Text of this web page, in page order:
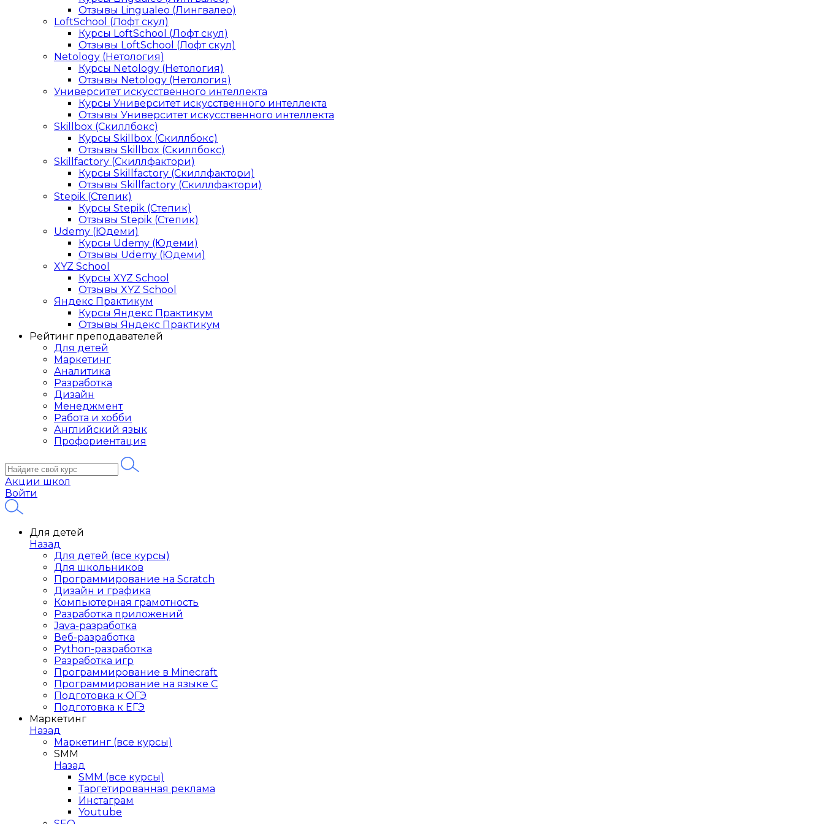
Отзывы Lingualeo (Лингвалео)
LoftSchool (Лофт скул)
Курсы LoftSchool (Лофт скул)
Отзывы LoftSchool (Лофт скул)
Netology (Нетология)
Курсы Netology (Нетология)
Отзывы Netology (Нетология)
Университет искусственного интеллекта
Курсы Университет искусственного интеллекта
Отзывы Университет искусственного интеллекта
Skillbox (Скиллбокс)
Курсы Skillbox (Скиллбокс)
Отзывы Skillbox (Скиллбокс)
Skillfactory (Скиллфактори)
Курсы Skillfactory (Скиллфактори)
Отзывы Skillfactory (Скиллфактори)
Stepik (Степик)
Курсы Stepik (Степик)
Отзывы Stepik (Степик)
Udemy (Юдеми)
Курсы Udemy (Юдеми)
Отзывы Udemy (Юдеми)
XYZ School
Курсы XYZ School
Отзывы XYZ School
Яндекс Практикум
Курсы Яндекс Практикум
Отзывы Яндекс Практикум
Рейтинг преподавателей
Для детей
Маркетинг
Аналитика
Разработка
Дизайн
Менеджмент
Работа и хобби
Английский язык
Профориентация
Акции школ
Войти
Для детей
Назад
Для детей (все курсы)
Для школьников
Программирование на Scratch
Дизайн и графика
Компьютерная грамотность
Разработка приложений
Java-разработка
Веб-разработка
Python-разработка
Разработка игр
Программирование в Minecraft
Программирование на языке C
Подготовка к ОГЭ
Подготовка к ЕГЭ
Маркетинг
Назад
Маркетинг (все курсы)
SMM
Назад
SMM (все курсы)
Таргетированная реклама
Инстаграм
Youtube